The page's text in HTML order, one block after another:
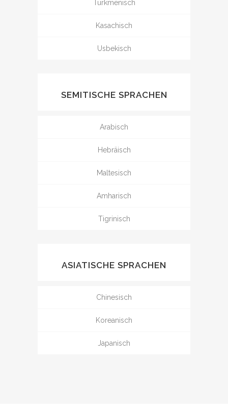
Turkmenisch
Kasachisch
Usbekisch
SEMITISCHE SPRACHEN
Arabisch
Hebräisch
Maltesisch
Amharisch
Tigrinisch
ASIATISCHE SPRACHEN
Chinesisch
Koreanisch
Japanisch